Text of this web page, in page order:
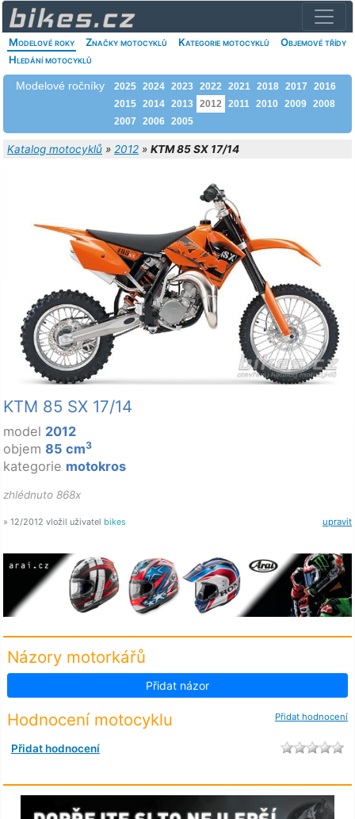
Modelové roky Značky motocyklů Kategorie motocyklů
Objemové třídy
Hledání motocyklů
Modelové ročníky 2025 2024 2023 2022 2021 2018 2017
2016
2015 2014 2013 2012 2011 2010 2009 2008
2007
2006 2005
Katalog motocyklů » 2012 » KTM 85 SX 17/14
KTM 85 SX 17/14
model 2012
objem 85 cm3
kategorie motokros
zhlédnuto 868x
upravit
» 12/2012 vložil uživatel bikes
Názory motorkářů
Přidat názor
Přidat hodnocení
Hodnocení motocyklu
Přidat hodnocení